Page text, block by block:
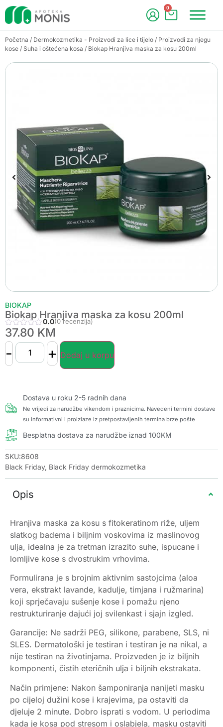
0
Početna / Dermokozmetika - Proizvodi za lice i tijelo / Proizvodi za njegu
kose / Suha i oštećena kosa / Biokap Hranjiva maska za kosu 200ml
BIOKAP
Biokap Hranjiva maska za kosu 200ml
0.0(0 recenzija)
37.80 KM
- + Dodaj u korpu
Dostava u roku 2-5 radnih dana
Ne vrijedi za narudžbe vikendom i praznicima. Navedeni termini dostave
su informativni i proizlaze iz pretpostavljenih termina brze pošte
Besplatna dostava za narudžbe iznad 100KM
SKU:8608
Black Friday, Black Friday dermokozmetika
Opis
Hranjiva maska za kosu s fitokeratinom riže, uljem
slatkog badema i biljnim voskovima iz maslinovog
ulja, idealna je za tretman izrazito suhe, ispucane i
lomljive kose s dvostrukim vrhovima.
Formulirana je s brojnim aktivnim sastojcima (aloa
vera, ekstrakt lavande, kadulje, timjana i ružmarina)
koji sprječavaju sušenje kose i pomažu njeno
restrukturiranje dajući joj svilenkast i sjajn izgled.
Garancije: Ne sadrži PEG, silikone, parabene, SLS, ni
SLES. Dermatološki je testiran i testiran je na nikal, a
nije testiran na životinjama. Proizveden je iz biljnih
komponenti, čistih eteričnih ulja i biljnih ekstrakata.
Način primjene: Nakon šamponiranja nanijeti masku
po cijeloj dužini kose i krajevima, pa ostaviti da
djeluje 2 minute. Dobro isprati s vodom. U periodima
kada je kosa pod stresom i oslabjela, masku ostaviti